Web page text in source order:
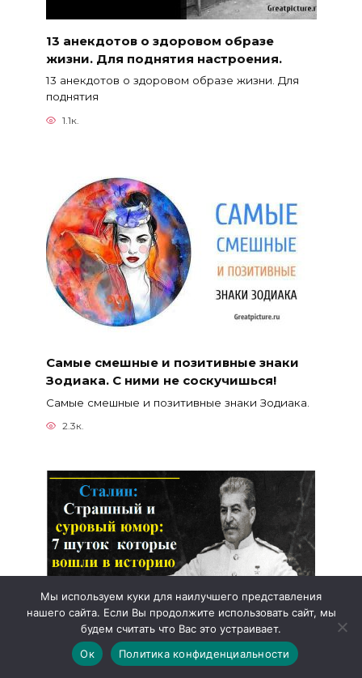
13 анекдотов о здоровом образе
жизни. Для поднятия настроения.
13 анекдотов о здоровом образе жизни. Для
поднятия
1.1к.
Самые смешные и позитивные знаки
Зодиака. С ними не соскучишься!
Самые смешные и позитивные знаки Зодиака.
2.3к.
Сталин: Страшный и суровый юмор: 7
шуток которые вошли в историю
Мы используем куки для наилучшего представления
нашего сайта. Если Вы продолжите использовать сайт, мы
будем считать что Вас это устраивает.
Ок
Политика конфиденциальности